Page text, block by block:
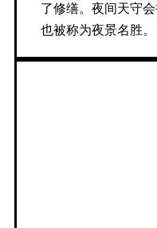
了修缮。夜间天守
也被称为夜景名胜。